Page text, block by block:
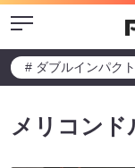
Menu
# ダブルインパク
メリコンド